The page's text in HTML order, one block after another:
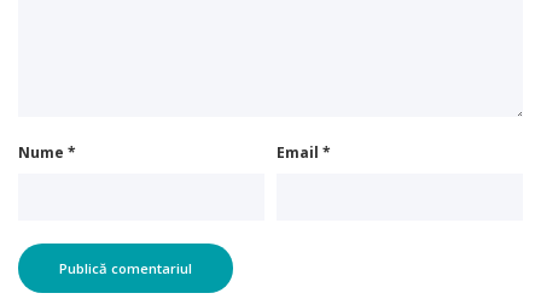
Nume * Email *